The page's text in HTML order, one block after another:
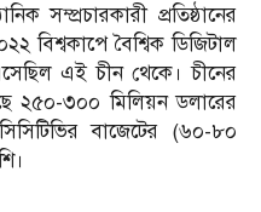
সম্প্রচারকারী প্রতিষ্ঠানের
বিশ্বকাপে বৈশ্বিক ডিজিটাল
এই চীন থেকে। চীনের
২৫০-৩০০ মিলিয়ন ডলারের
বাজেটের (৬০-৮০